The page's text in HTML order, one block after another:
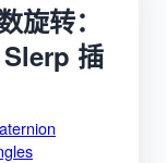
旋转：
插